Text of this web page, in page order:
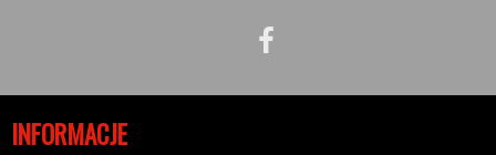
INFORMACJE